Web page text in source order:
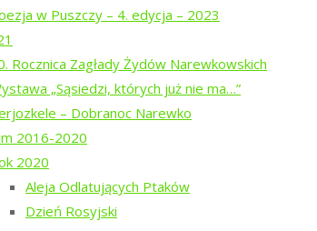
w Puszczy – 4. edycja – 2023
Rocznica Zagłady Żydów Narewkowskich
„Sąsiedzi, których już nie ma…”
– Dobranoc Narewko
2016-2020
2020
Aleja Odlatujących Ptaków
Dzień Rosyjski
o ludziach i Puszczy Białowieskiej (2026)